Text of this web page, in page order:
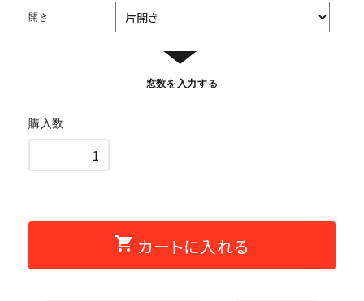
開き
▼
窓数を入力する
購入数
shopping_cart カートに入れる